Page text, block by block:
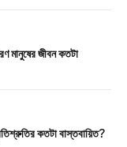
মানুষের জীবন কতটা
কতটা বাস্তবায়িত?